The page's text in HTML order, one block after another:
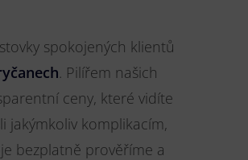
spokojených klientů
. Pilířem našich
ceny, které vidíte
jakýmkoliv komplikacím,
bezplatně prověříme a